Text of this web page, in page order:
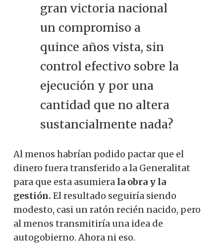
gran victoria nacional
un compromiso a
quince años vista, sin
control efectivo sobre la
ejecución y por una
cantidad que no altera
sustancialmente nada?
Al menos habrían podido pactar que el
dinero fuera transferido a la Generalitat
para que esta asumiera la obra y la
gestión. El resultado seguiría siendo
modesto, casi un ratón recién nacido, pero
al menos transmitiría una idea de
autogobierno. Ahora ni eso.